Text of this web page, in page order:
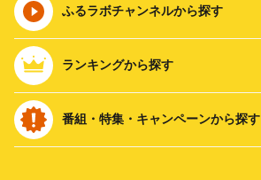
ふるラボチャンネルから探す
ランキングから探す
番組・特集・キャンペーンから探す